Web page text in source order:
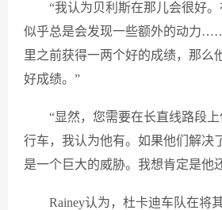
“我认为贝利斯在那儿会很好
似乎总是会发现一些额外的动力
里之前获得一两个好的成绩，那么
好成绩。”
“显然，您需要在长直线路段
行车，我认为他有。如果他们解决
是一个巨大的威胁。我想肯定是他
Rainey认为，杜卡迪车队在将